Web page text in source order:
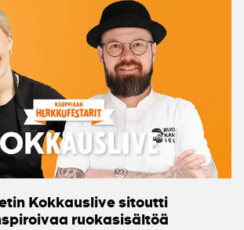
Kokkauslive sitoutti
ruokasisältöä